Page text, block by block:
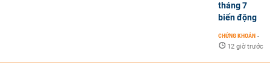
tháng 7
biến động
CHỨNG KHOÁN -
12 giờ trước